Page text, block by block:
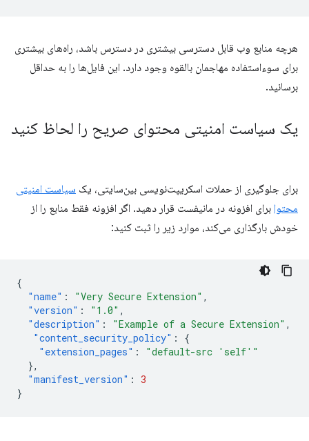
هرچه منابع وب قابل دسترسی بیشتری در دسترس باشد، راه‌های بیشتری
برای سوءاستفاده مهاجمان بالقوه وجود دارد. این فایل‌ها را به حداقل
برسانید.
یک سیاست امنیتی محتوای صریح را لحاظ کنید
برای جلوگیری از حملات اسکریپت‌نویسی بین‌سایتی، یک سیاست امنیتی
محتوا برای افزونه در مانیفست قرار دهید. اگر افزونه فقط منابع را از
خودش بارگذاری می‌کند، موارد زیر را ثبت کنید:
{
"name" : "Very Secure Extension" ,
"version" : "1.0" ,
"description" : "Example of a Secure Extension" ,
"content_security_policy" :
{
"extension_pages" :
"default-src 'self'"
},
"manifest_version" : 3
}